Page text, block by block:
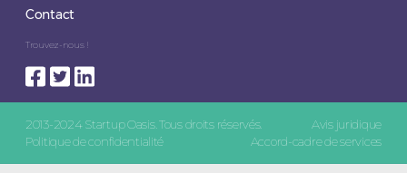
Contact
Trouvez-nous !
2013-2024 Startup Oasis. Tous droits réservés.
Avis juridique
Politique de confidentialité
Accord-cadre de services